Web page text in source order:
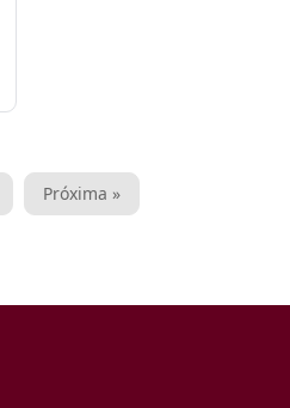
Próxima »